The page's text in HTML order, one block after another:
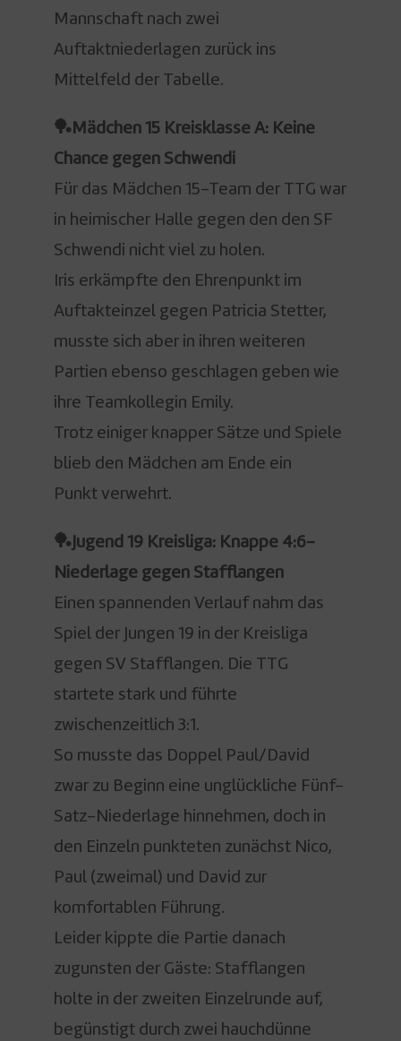
Mannschaft nach zwei
Auftaktniederlagen zurück ins
Mittelfeld der Tabelle.
🏓Mädchen 15 Kreisklasse A: Keine
Chance gegen Schwendi
Für das Mädchen 15-Team der TTG war
in heimischer Halle gegen den den SF
Schwendi nicht viel zu holen.
Iris erkämpfte den Ehrenpunkt im
Auftakteinzel gegen Patricia Stetter,
musste sich aber in ihren weiteren
Partien ebenso geschlagen geben wie
ihre Teamkollegin Emily.
Trotz einiger knapper Sätze und Spiele
blieb den Mädchen am Ende ein
Punkt verwehrt.
🏓Jugend 19 Kreisliga: Knappe 4:6-
Niederlage gegen Stafflangen
Einen spannenden Verlauf nahm das
Spiel der Jungen 19 in der Kreisliga
gegen SV Stafflangen. Die TTG
startete stark und führte
zwischenzeitlich 3:1.
So musste das Doppel Paul/David
zwar zu Beginn eine unglückliche Fünf-
Satz-Niederlage hinnehmen, doch in
den Einzeln punkteten zunächst Nico,
Paul (zweimal) und David zur
komfortablen Führung.
Leider kippte die Partie danach
zugunsten der Gäste: Stafflangen
holte in der zweiten Einzelrunde auf,
begünstigt durch zwei hauchdünne